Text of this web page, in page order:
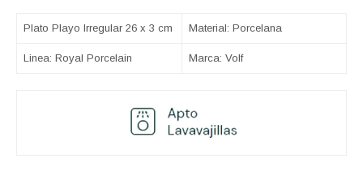
Plato Playo Irregular 26 x 3 cm Material: Porcelana
Linea: Royal Porcelain Marca: Volf